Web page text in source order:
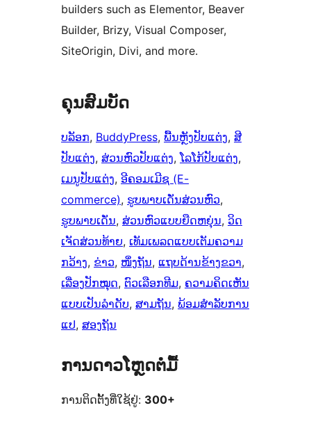
builders such as Elementor, Beaver
Builder, Brizy, Visual Composer,
SiteOrigin, Divi, and more.
ຄຸນສົມບັດ
ບລັອກ, BuddyPress, ພື້ນຫຼັງປັບແຕ່ງ, ສີ
ປັບແຕ່ງ, ສ່ວນຫົວປັບແຕ່ງ, ໂລໂກ້ປັບແຕ່ງ
ເມນູປັບແຕ່ງ, ອີຄອມເມີຊ (E-
commerce), ຮູບພາບເດັ່ນສ່ວນຫົວ
ຮູບພາບເດັ່ນ, ສ່ວນຫົວແບບຍືດຫຍຸ່ນ, ວິດ
ເຈັດສ່ວນທ້າຍ, ເທັມເພລດແບບເຕັມຄວາມ
ກວ້າງ, ຂ່າວ, ໜຶ່ງຖັນ, ແຖບດ້ານຂ້າງຂວາ
ເລື່ອງປັກໝຸດ, ຕົວເລືອກທີມ, ຄວາມຄິດເຫັນ
ແບບເປັນລຳດັບ, ສາມຖັນ, ພ້ອມສຳລັບການ
ແປ, ສອງຖັນ
ການດາວໂຫຼດຕໍ່ມື້
ການຕິດຕັ້ງທີ່ໃຊ້ຢູ່: 300+